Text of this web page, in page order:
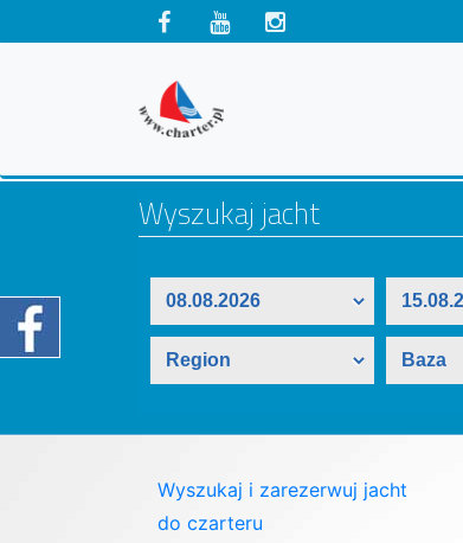
Wyszukaj i zarezerwuj jacht
do czarteru